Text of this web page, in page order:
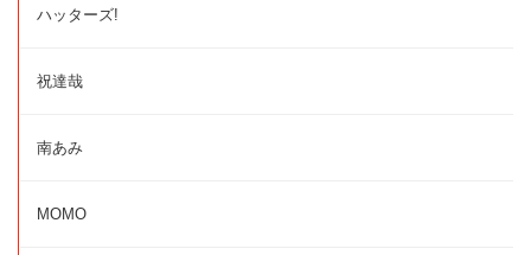
ハッターズ!
祝達哉
南あみ
MOMO